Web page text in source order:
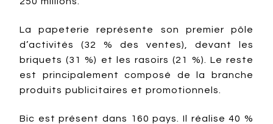
La papeterie représente son premier pôle
d’activités (32 % des ventes), devant les
briquets (31 %) et les rasoirs (21 %). Le reste
est principalement composé de la branche
produits publicitaires et promotionnels.
Bic est présent dans 160 pays. Il réalise 40 %